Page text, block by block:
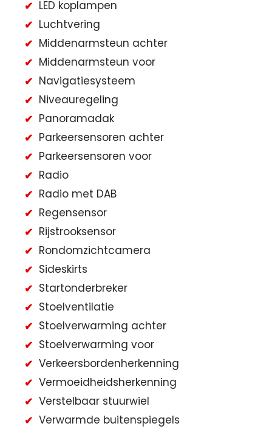
LED koplampen
Luchtvering
Middenarmsteun achter
Middenarmsteun voor
Navigatiesysteem
Niveauregeling
Panoramadak
Parkeersensoren achter
Parkeersensoren voor
Radio
Radio met DAB
Regensensor
Rijstrooksensor
Rondomzichtcamera
Sideskirts
Startonderbreker
Stoelventilatie
Stoelverwarming achter
Stoelverwarming voor
Verkeersbordenherkenning
Vermoeidheidsherkenning
Verstelbaar stuurwiel
Verwarmde buitenspiegels